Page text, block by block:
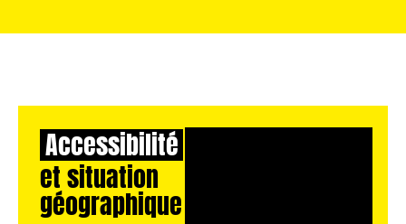
Accessibilité
et situation
géographique